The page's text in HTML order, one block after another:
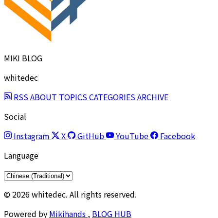
MIKI BLOG
whitedec
RSSABOUT TOPICSCATEGORIESARCHIVE
Social
Instagram
X GitHub YouTube
Facebook
Language
© 2026 whitedec. All rights reserved.
Powered by Mikihands , BLOG HUB